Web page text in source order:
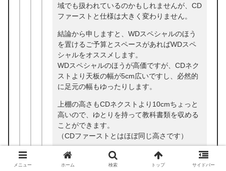
域でも扱われているのかもしれませんが、CD
ファーストと仕様は大きく変わりません。
結論から申しますと、WDスペシャルのほう
を置けるご予算とスペースがあればWDスペ
シャルをオススメします。
WDスペシャルのほうが高価ですが、CDネク
ストより天板の幅が5cm広いですし、必然的
に足元の幅もゆったりします。
上棚の高さもCDネクストより10cmちょっと
高いので、ゆとりを持って教科書類を収める
ことができます。
（CDファーストとはほぼ同じ高さです）
また、ナラ突板で木目が美しいですし、引出
し内部材も白塗りの桐ではなく比較的キレイ
メニュー ホーム 検索 トップ サイドバー